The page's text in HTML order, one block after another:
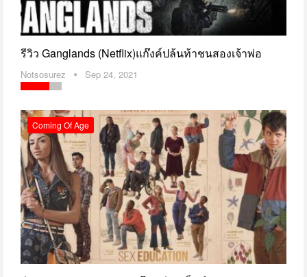
รีวิว Ganglands (Netflix)แก๊งค์ปล้นท้าชนสองเจ้าพ่อ
Notsosurez Sep 24, 2021
Coming Of Age